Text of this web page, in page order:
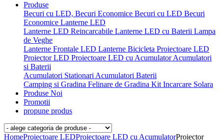
Produse
Becuri cu LED, Becuri Economice Becuri cu LED Becuri
Economice Lanterne LED
Lanterne LED Reincarcabile Lanterne LED cu Baterii Lampa
de Veghe
Lanterne Frontale LED Lanterne Bicicleta Proiectoare LED
Proiector LED Proiectoare LED cu AcumulatorAcumulatori
si Baterii
Acumulatori Stationari Acumulatori Baterii
Camping si Gradina Felinare de Gradina Kit Incarcare Solara
Produse Noi
Promotii
propune produs
HomeProiectoare LEDProiectoare LED cu AcumulatorProiector